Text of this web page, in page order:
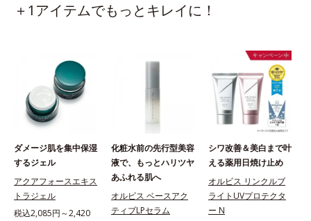
＋1アイテムでもっとキレイに！
ダメージ肌を集中保湿
するジェル
アクアフォースエキス
トラジェル
税込2,085円～2,420
化粧水前の先行型美容
液で、もっとハリツヤ
あふれる肌へ
オルビス ベースアク
ティブLPセラム
シワ改善＆美白まで叶
える薬用日焼け止め
オルビス リンクルブ
ライトUVプロテクタ
ー N